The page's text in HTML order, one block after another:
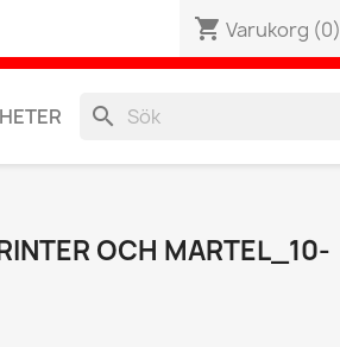
shopping_cart Varukorg (0)
search
OCH MARTEL_10-